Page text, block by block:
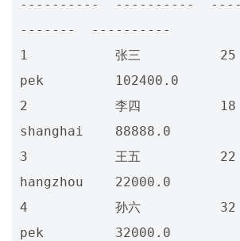
----------  ----------
-------  ----------
1           张三          25
pek         102400.0
2           李四          18
shanghai    88888.0
3           王五          22
hangzhou    22000.0
4           孙六          32
pek         32000.0